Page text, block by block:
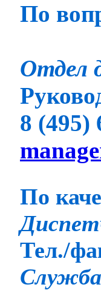
По
Отдел
8 (495)
По
Тел./
Служба